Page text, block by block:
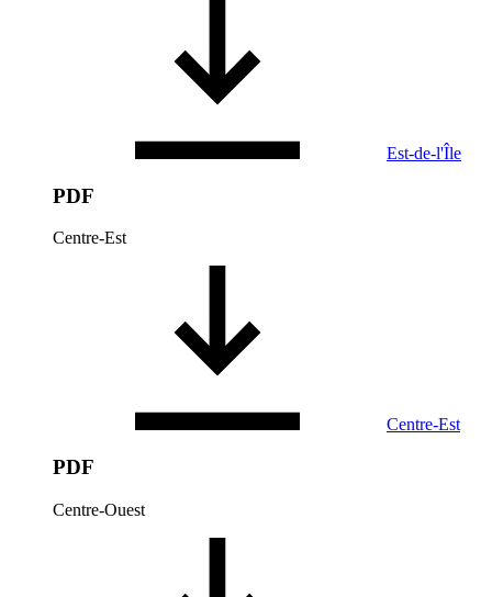
Est-de-l'Île
PDF
Centre-Est
Centre-Est
PDF
Centre-Ouest